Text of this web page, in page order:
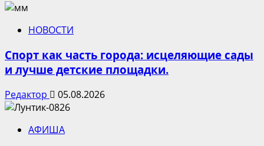
НОВОСТИ
Спорт как часть города: исцеляющие сады
и лучше детские площадки.
Редактор 05.08.2026
АФИША